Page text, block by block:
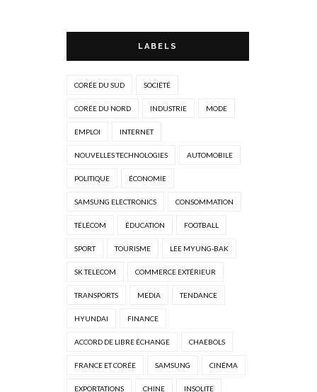
LABELS
CORÉE DU SUD SOCIÉTÉ
CORÉE DU NORD INDUSTRIE MODE
EMPLOI INTERNET
NOUVELLES TECHNOLOGIES AUTOMOBILE
POLITIQUE ÉCONOMIE
SAMSUNG ELECTRONICS CONSOMMATION
TÉLÉCOM ÉDUCATION FOOTBALL
SPORT TOURISME LEE MYUNG-BAK
SK TELECOM COMMERCE EXTÉRIEUR
TRANSPORTS MEDIA TENDANCE
HYUNDAI FINANCE
ACCORD DE LIBRE ÉCHANGE CHAEBOLS
FRANCE ET CORÉE SAMSUNG CINÉMA
EXPORTATIONS CHINE INSOLITE